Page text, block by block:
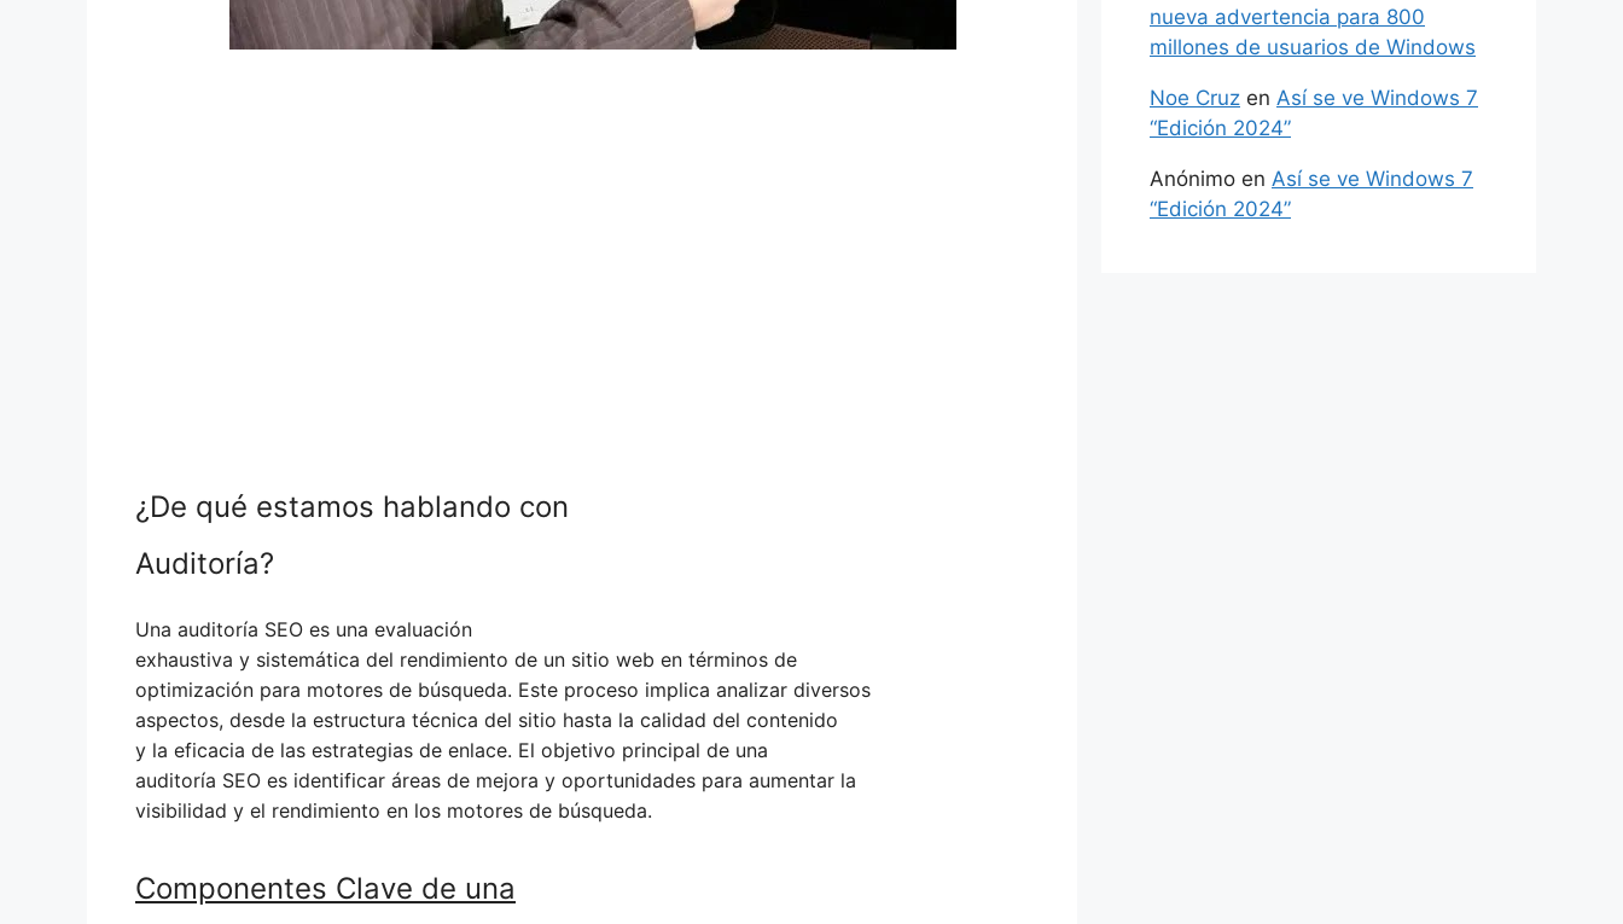
¿De qué estamos hablando con
Auditoría?
Una auditoría SEO es una evaluación
exhaustiva y sistemática del rendimiento de un sitio web en términos de
optimización para motores de búsqueda. Este proceso implica analizar diversos
aspectos, desde la estructura técnica del sitio hasta la calidad del contenido
y la eficacia de las estrategias de enlace. El objetivo principal de una
auditoría SEO es identificar áreas de mejora y oportunidades para aumentar la
visibilidad y el rendimiento en los motores de búsqueda.
Componentes Clave de una
nueva advertencia para 800
millones de usuarios de Windows
Noe Cruz en Así se ve Windows 7
“Edición 2024”
Anónimo en Así se ve Windows 7
“Edición 2024”